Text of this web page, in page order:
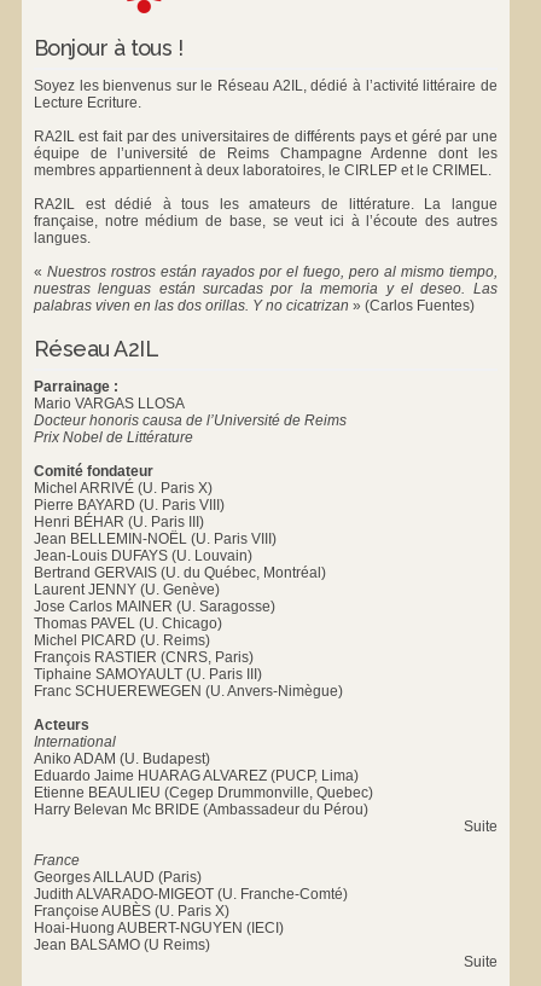
Bonjour à tous !
Soyez les bienvenus sur le Réseau A2IL, dédié à l’activité littéraire de
Lecture Ecriture.
RA2IL est fait par des universitaires de différents pays et géré par une
équipe de l’université de Reims Champagne Ardenne dont les
membres appartiennent à deux laboratoires, le CIRLEPet le CRIMEL.
RA2IL est dédié à tous les amateurs de littérature. La langue
française, notre médium de base, se veut ici à l’écoute des autres
langues.
« Nuestros rostros están rayados por el fuego, pero al mismo tiempo,
nuestras lenguas están surcadas por la memoria y el deseo. Las
palabras viven en las dos orillas. Y no cicatrizan » (Carlos Fuentes)
Réseau A2IL
Parrainage :
Mario VARGAS LLOSA
Docteur honoris causa de l’Université de Reims
Prix Nobel de Littérature
Comité fondateur
Michel ARRIVÉ (U. Paris X)
Pierre BAYARD (U. Paris VIII)
Henri BÉHAR (U. Paris III)
Jean BELLEMIN-NOËL (U. Paris VIII)
Jean-Louis DUFAYS (U. Louvain)
Bertrand GERVAIS (U. du Québec, Montréal)
Laurent JENNY (U. Genève)
Jose Carlos MAINER (U. Saragosse)
Thomas PAVEL (U. Chicago)
Michel PICARD (U. Reims)
François RASTIER (CNRS, Paris)
Tiphaine SAMOYAULT (U. Paris III)
Franc SCHUEREWEGEN (U. Anvers-Nimègue)
Acteurs
International
Aniko ADAM (U. Budapest)
Eduardo Jaime HUARAG ALVAREZ (PUCP, Lima)
Etienne BEAULIEU (Cegep Drummonville, Quebec)
Harry Belevan Mc BRIDE (Ambassadeur du Pérou)
Suite
France
Georges AILLAUD (Paris)
Judith ALVARADO-MIGEOT (U. Franche-Comté)
Françoise AUBÈS (U. Paris X)
Hoai-Huong AUBERT-NGUYEN (IECI)
Jean BALSAMO (U Reims)
Suite